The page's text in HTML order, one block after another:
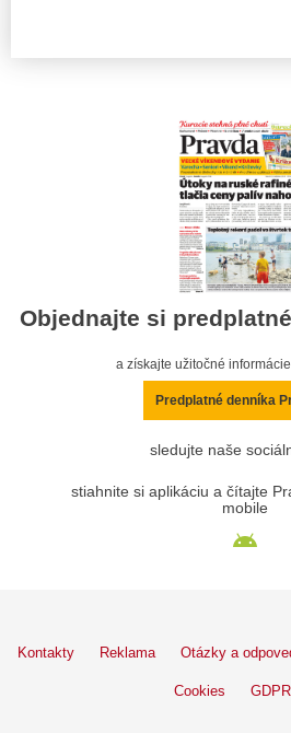
Objednajte si
a získajte užitočné
Predplatné denníka
sledujte naše
stiahnite si aplikáciu a čítajte
mobile
Kontakty Reklama Otázky a
Cookies GDPR